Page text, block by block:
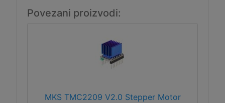
Povezani proizvodi:
MKS TMC2209 V2.0 Stepper Motor